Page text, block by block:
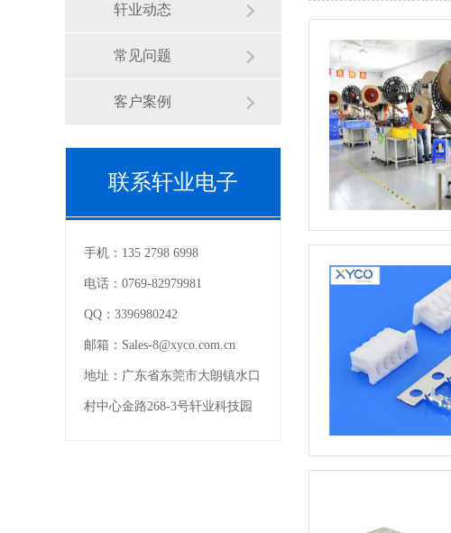
轩业动态
常见问题
客户案例
联系轩业电子
手机： 135 2798 6998
电话： 0769-82979981
QQ： 3396980242
邮箱： Sales-8@xyco.com.cn
地址： 广东省东莞市大朗镇水口
村中心金路268-3号轩业科技园